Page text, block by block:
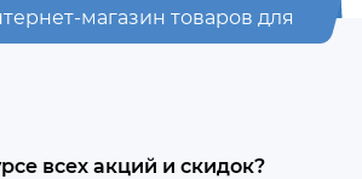
магазин товаров для
всех акций и скидок?